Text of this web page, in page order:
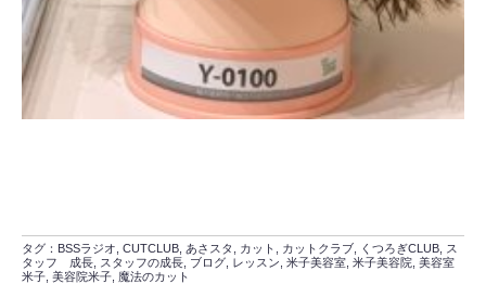
タグ： BSSラジオ CUTCLUB あさスタ カット カットクラブ くつろぎCLUB ス
タッフ 成長 スタッフの成長 ブログ レッスン 米子美容室 米子美容院 美容室
米子 美容院米子 魔法のカット